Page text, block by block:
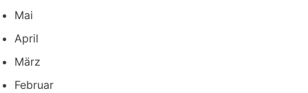
Mai
April
März
Februar